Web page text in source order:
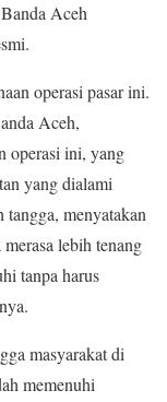
Aceh
operasi pasar ini.
Aceh,
operasi ini, yang
yang dialami
tangga, menyatakan
lebih tenang
tanpa harus
masyarakat di
memenuhi